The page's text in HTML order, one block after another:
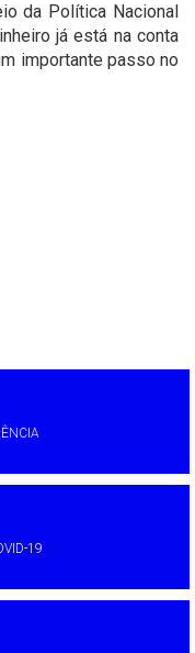
da Política Nacional
já está na conta
importante passo no
19